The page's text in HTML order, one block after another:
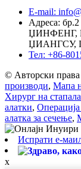
E-mail:
Адреса:
ЏИНФЕНГ,
ЏИАНГСУ,
Тел: +86-
© Авторски права
производи, Мапа
Хирург на
алатки,
алатка за сечење,
Испрати е-
x